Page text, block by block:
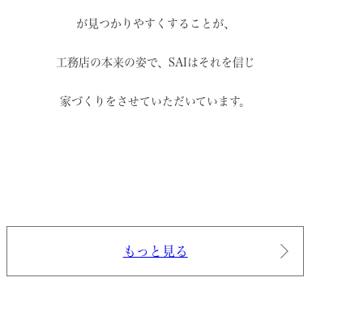
が見つかりやすくすることが、
工務店の本来の姿で、 SAIはそれを信じ
家づくりをさせていただいています。
もっと見る